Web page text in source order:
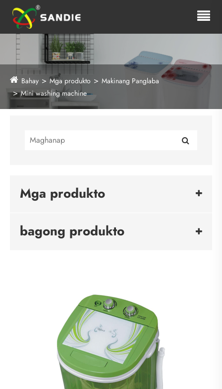
Bahay Mga produkto
Makinang Panglaba
Mini washing machine
Mga produkto
bagong produkto